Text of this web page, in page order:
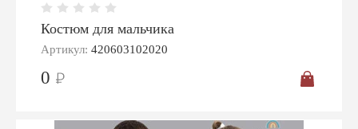
Костюм для мальчика
Артикул: 420603102020
0